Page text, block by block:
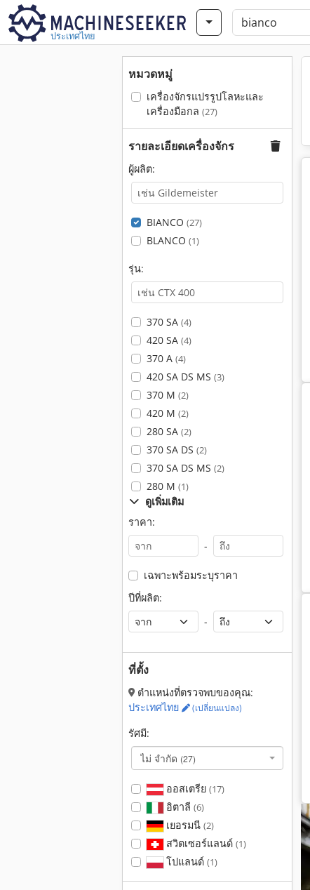
ประเทศไทย
หมวดหมู่
เครื่องจักรแปรรูปโลหะและ
เครื่องมือกล (27)
รายละเอียดเครื่องจักร
ผู้ผลิต:
BIANCO (27)
BLANCO (1)
รุ่น:
370 SA (4)
420 SA (4)
370 A (4)
420 SA DS MS (3)
370 M (2)
420 M (2)
280 SA (2)
370 SA DS (2)
370 SA DS MS (2)
280 M (1)
ดูเพิ่มเติม
ราคา:
-
เฉพาะพร้อมระบุราคา
ปีที่ผลิต:
-
ที่ตั้ง
ตำแหน่งที่ตรวจพบของคุณ:
ประเทศไทย
(เปลี่ยนแปลง)
รัศมี:
ไม่ จำกัด (27)
ออสเตรีย (17)
อิตาลี (6)
เยอรมนี (2)
สวิตเซอร์แลนด์ (1)
โปแลนด์ (1)